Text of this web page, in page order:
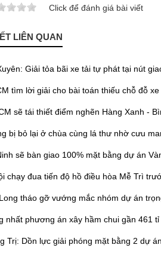
Click để đánh giá bài viết
LIÊN QUAN
Giải tỏa bãi xe tải tự phát tại nút
tìm lời giải cho bài toán thiếu chỗ đỗ
sẽ tái thiết điểm nghẽn Hàng Xanh -
bị bỏ lại ở chùa cùng lá thư nhờ cưu
sẽ bàn giao 100% mặt bằng dự án
chạy đua tiến độ hồ điều hòa Mễ Trì
tháo gỡ vướng mắc nhóm dự án
nhất phương án xây hầm chui gần 461
Trị: Dồn lực giải phóng mặt bằng 2 dự